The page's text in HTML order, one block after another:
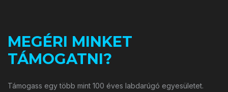
MEGÉRI MINKET
TÁMOGATNI?
Támogass egy több mint 100 éves labdarúgó egyesületet.